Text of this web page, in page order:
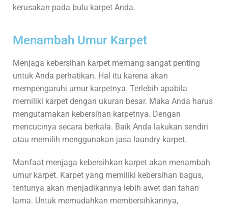
kerusakan pada bulu karpet Anda.
Menambah Umur Karpet
Menjaga kebersihan karpet memang sangat penting
untuk Anda perhatikan. Hal itu karena akan
mempengaruhi umur karpetnya. Terlebih apabila
memiliki karpet dengan ukuran besar. Maka Anda harus
mengutamakan kebersihan karpetnya. Dengan
mencucinya secara berkala. Baik Anda lakukan sendiri
atau memilih menggunakan jasa laundry karpet.
Manfaat menjaga kebersihkan karpet akan menambah
umur karpet. Karpet yang memiliki kebersihan bagus,
tentunya akan menjadikannya lebih awet dan tahan
lama. Untuk memudahkan membersihkannya,